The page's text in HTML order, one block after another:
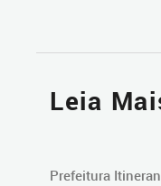
Leia
Prefeitura